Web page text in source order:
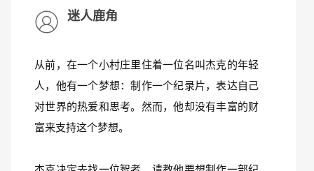
迷人鹿角
从前，在一个小村庄里住着一位名叫杰克的年轻
人，他有一个梦想：制作一个纪录片，表达自己
对世界的热爱和思考。然而，他却没有丰富的财
富来支持这个梦想。